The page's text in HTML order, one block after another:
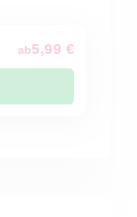
ab5,99 €